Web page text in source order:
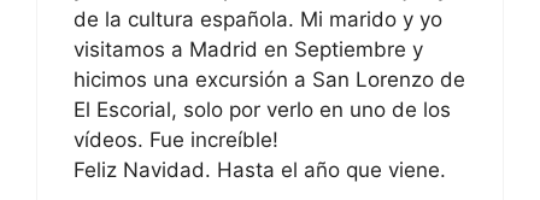
de la cultura española. Mi marido y yo
visitamos a Madrid en Septiembre y
hicimos una excursión a San Lorenzo de
El Escorial, solo por verlo en uno de los
vídeos. Fue increíble!
Feliz Navidad. Hasta el año que viene.